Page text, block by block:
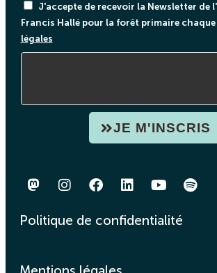
J'accepte de recevoir la Newsletter de
Francis Hallé pour la forêt primaire chaque
légales
JE M'INSCRIS
Politique de confidentialité